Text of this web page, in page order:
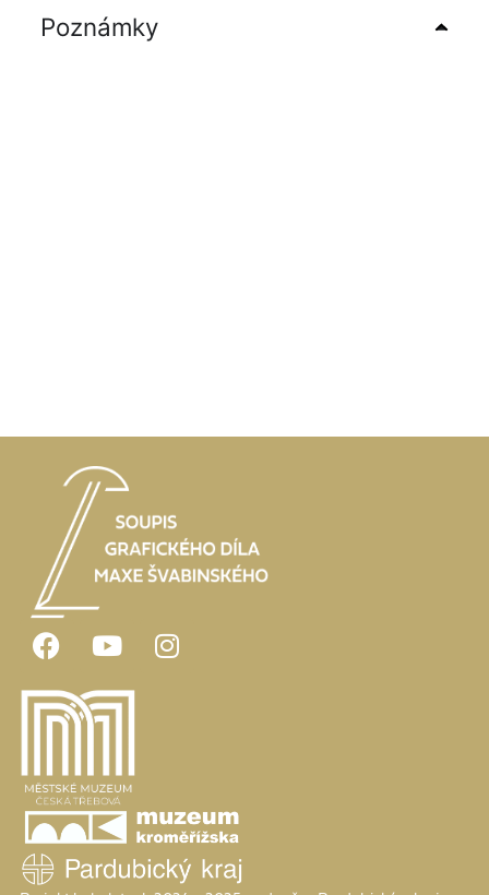
Poznámky